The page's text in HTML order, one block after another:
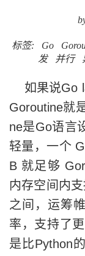
标签: Go
发
并行
如果说Go
Goroutine就
ne是Go语言
轻量，一个
B 就足够
内存空间内
之间，运筹
率，支持了
是比Python